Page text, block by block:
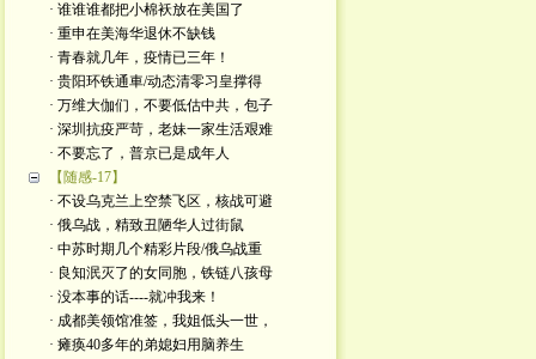
· 谁谁谁都把小棉袄放在美国了
· 重申在美海华退休不缺钱
· 青春就几年，疫情已三年！
· 贵阳环铁通車/动态清零习皇撑得
· 万维大伽们，不要低估中共，包子
· 深圳抗疫严苛，老妹一家生活艰难
· 不要忘了，普京已是成年人
【随感-17】
· 不设乌克兰上空禁飞区，核战可避
· 俄乌战，精致丑陋华人过街鼠
· 中苏时期几个精彩片段/俄乌战重
· 良知泯灭了的女同胞，铁链八孩母
· 没本事的话----就冲我来！
· 成都美领馆准签，我姐低头一世，
· 瘫痪40多年的弟媳妇用脑养生